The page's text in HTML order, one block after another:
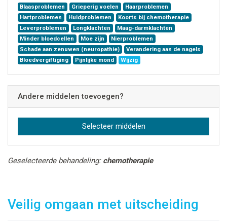
Geselecteerde behandeling: chemotherapie
Veilig omgaan met uitscheiding
Blaasproblemen Grieperig voelen
Haarproblemen
Hartproblemen
Huidproblemen
Koorts bij chemotherapie
Leverproblemen
Longklachten
Maag-darmklachten
Minder bloedcellen
Moe zijn
Nierproblemen
Schade aan zenuwen (neuropathie)
Verandering aan de nagels
Bloedvergiftiging
Pijnlijke mond Wijzig
Andere middelen toevoegen?
Selecteer middelen